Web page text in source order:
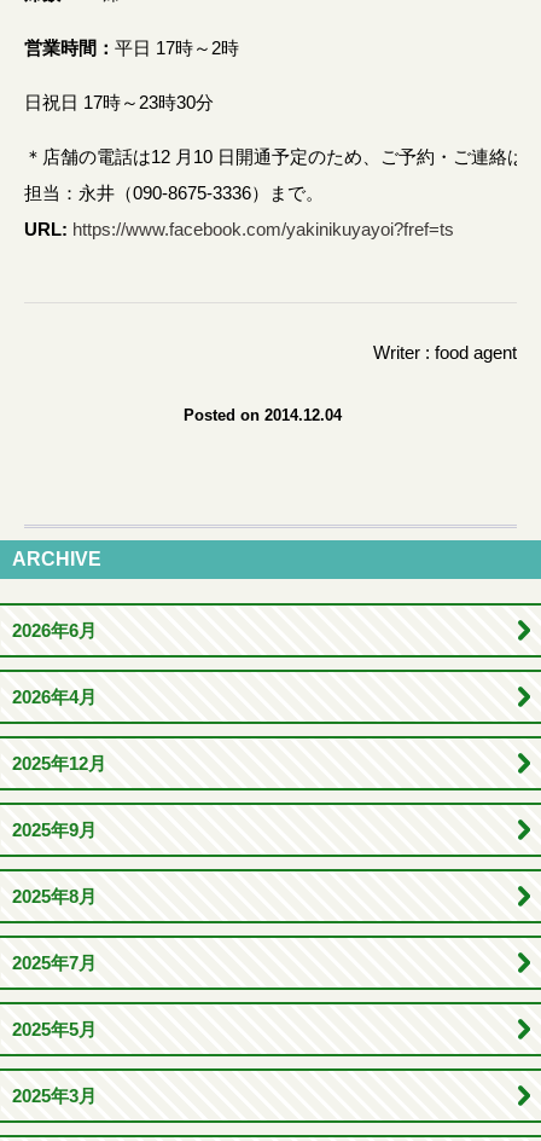
営業時間： 平日 17時～2時
日祝日 17時～23時30分
＊店舗の電話は12 月10 日開通予定のため、ご予約・ご連絡は
担当：永井（090-8675-3336）まで。
URL: https://www.facebook.com/yakinikuyayoi?fref=ts
Writer : food agent
Posted on 2014.12.04
ARCHIVE
2026年6月
2026年4月
2025年12月
2025年9月
2025年8月
2025年7月
2025年5月
2025年3月